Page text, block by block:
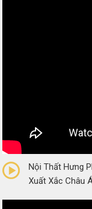
(0 Reviews)
Nội Thất Hưng
Xuất Xắc Châu